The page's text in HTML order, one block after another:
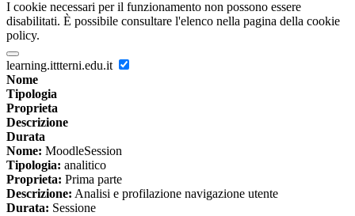
I cookie necessari per il funzionamento non possono essere
disabilitati. È possibile consultare l'elenco nella pagina della cookie
policy.
learning.ittterni.edu.it
Nome
Tipologia
Proprieta
Descrizione
Durata
Nome: MoodleSession
Tipologia: analitico
Proprieta: Prima parte
Descrizione: Analisi e profilazione navigazione utente
Durata: Sessione